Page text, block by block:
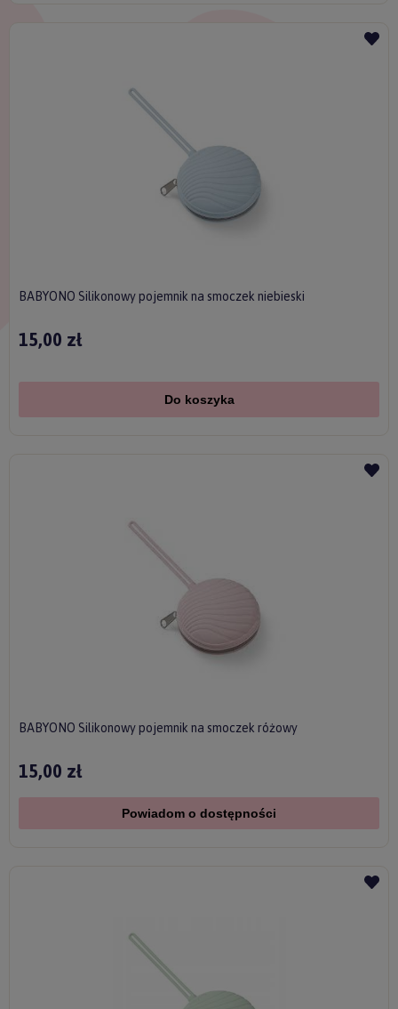
BABYONO Silikonowy pojemnik na smoczek niebieski
15,00 zł
Do koszyka
BABYONO Silikonowy pojemnik na smoczek różowy
15,00 zł
Powiadom o dostępności